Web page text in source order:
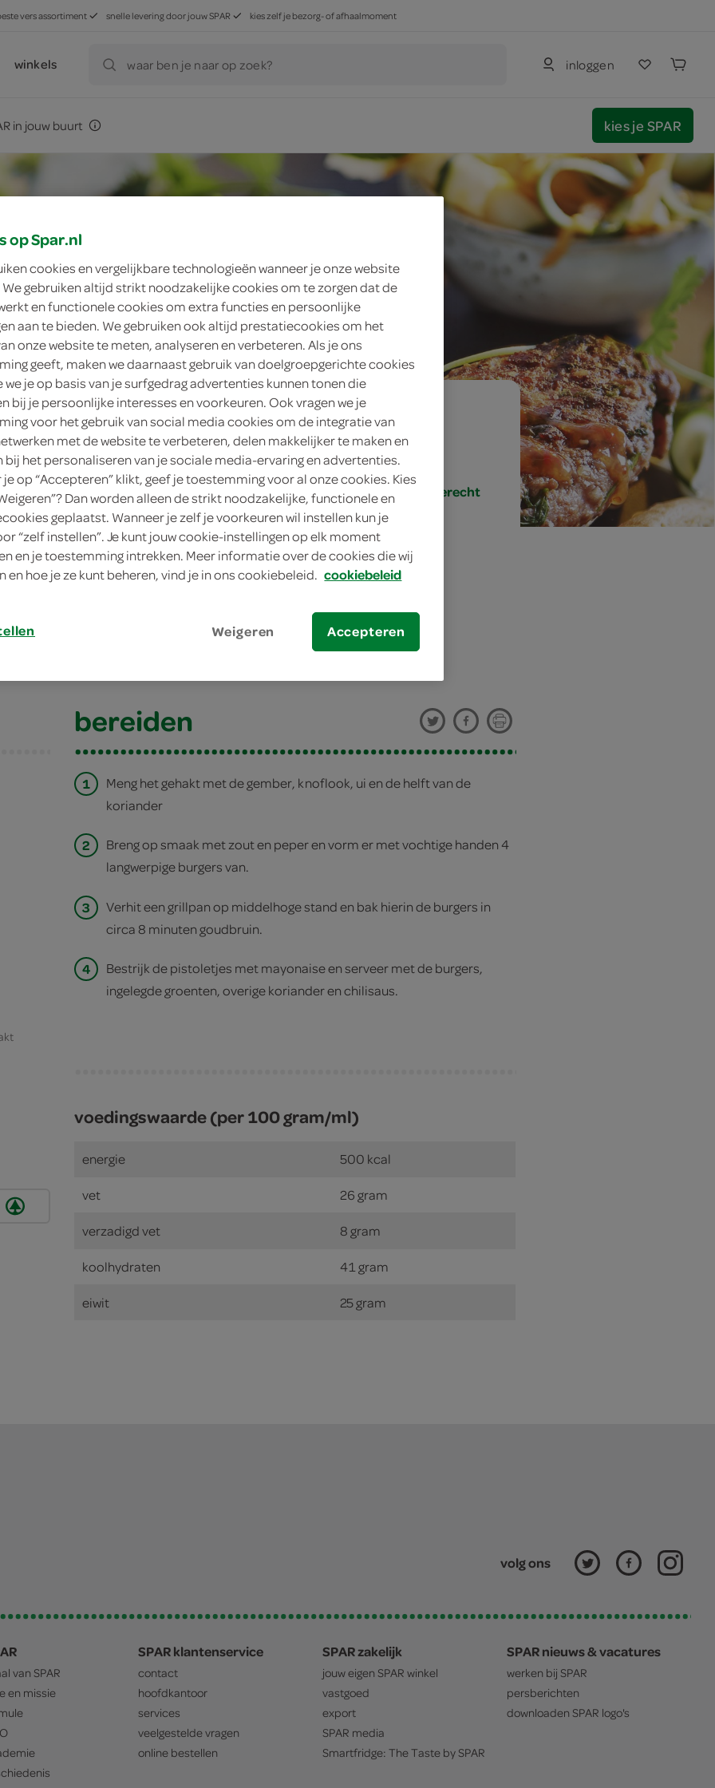
vers assortiment snelle levering door jouw SPAR kies zelf je bezorg- of afhaalmoment
winkels waar ben je naar op zoek? inloggen
in jouw buurt kies je SPAR
gemiddeld
30 min.
klein gerecht/snack, klein gerecht, hoofdgerecht
burger met ingelegde groenten
burger met ingelegde
bereiden
1
Meng het gehakt met de gember, knoflook, ui en de helft van de
koriander
2
Breng op smaak met zout en peper en vorm er met vochtige handen 4
langwerpige burgers van.
3
Verhit een grillpan op middelhoge stand en bak hierin de burgers in
circa 8 minuten goudbruin.
4
Bestrijk de pistoletjes met mayonaise en serveer met de burgers,
ingelegde groenten, overige koriander en chilisaus.
voedingswaarde (per 100 gram/ml)
energie 500 kcal
vet 26 gram
verzadigd vet 8 gram
koolhydraten 41 gram
eiwit 25 gram
volg ons
van SPAR
en missie
SPAR klantenservice
contact
hoofdkantoor
services
veelgestelde vragen
online bestellen
SPAR zakelijk
jouw eigen SPAR winkel
vastgoed
export
SPAR media
Smartfridge: The Taste bySPAR
SPAR nieuws & vacatures
werken bij SPAR
persberichten
downloaden SPAR logo's
op Spar.nl
cookies en vergelijkbare technologieën wanneer je onze website
gebruiken altijd strikt noodzakelijke cookies om te zorgen dat de
en functionele cookies om extra functies en persoonlijke
aan te bieden. We gebruiken ook altijd prestatiecookies om het
onze website te meten, analyseren en verbeteren. Als je ons
geeft, maken we daarnaast gebruik van doelgroepgerichte cookies
we je op basis van je surfgedrag advertenties kunnen tonen die
bij je persoonlijke interesses en voorkeuren. Ook vragen we je
voor het gebruik van social media cookies om de integratie van
met de website te verbeteren, delen makkelijker te maken en
bij het personaliseren van je sociale media-ervaring en advertenties.
je op “Accepteren” klikt, geef je toestemming voor al onze cookies. Kies
Dan worden alleen de strikt noodzakelijke, functionele en
geplaatst. Wanneer je zelf je voorkeuren wil instellen kun je
“zelf instellen”. Je kunt jouw cookie-instellingen op elk moment
en je toestemming intrekken. Meer informatie over de cookies die wij
en hoe je ze kunt beheren, vind je in ons cookiebeleid. cookiebeleid
Weigeren Accepteren